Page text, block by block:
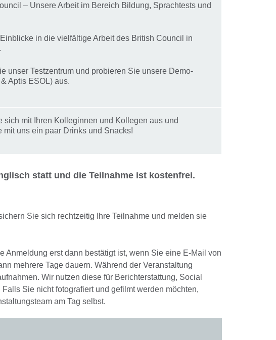
– Unsere Arbeit im Bereich Bildung, Sprachtests und
in die vielfältige Arbeit des British Council in
unser Testzentrum und probieren Sie unsere Demo-
Aptis ESOL) aus.
sich mit Ihren Kolleginnen und Kollegen aus und
mit uns ein paar Drinks und Snacks!
statt und die Teilnahme ist kostenfrei.
Sie sich rechtzeitig Ihre Teilnahme und melden sie
Anmeldung erst dann bestätigt ist, wenn Sie eine E-Mail von
mehrere Tage dauern. Während der Veranstaltung
Wir nutzen diese für Berichterstattung, Social
Sie nicht fotografiert und gefilmt werden möchten,
am Tag selbst.